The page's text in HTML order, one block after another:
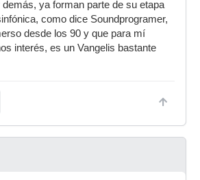
ya forman parte de su etapa
como dice Soundprogramer,
desde los 90 y que para mí
interés, es un Vangelis bastante